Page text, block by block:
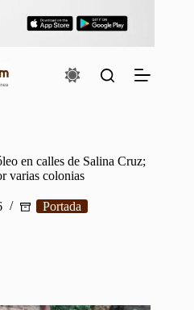
en calles de Salina Cruz;
varias colonias
Portada